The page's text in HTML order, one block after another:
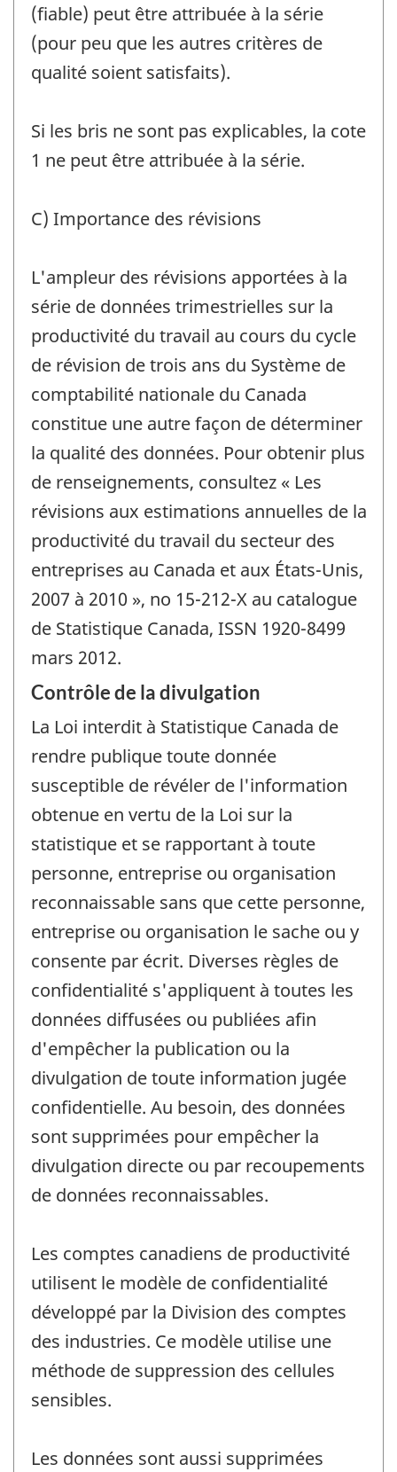
(fiable) peut être attribuée à la série
(pour peu que les autres critères de
qualité soient satisfaits).
Si les bris ne sont pas explicables, la cote
1 ne peut être attribuée à la série.
C) Importance des révisions
L'ampleur des révisions apportées à la
série de données trimestrielles sur la
productivité du travail au cours du cycle
de révision de trois ans du Système de
comptabilité nationale du Canada
constitue une autre façon de déterminer
la qualité des données. Pour obtenir plus
de renseignements, consultez « Les
révisions aux estimations annuelles de la
productivité du travail du secteur des
entreprises au Canada et aux États-Unis,
2007 à 2010 », no 15-212-X au catalogue
de Statistique Canada, ISSN 1920-8499
mars 2012.
Contrôle de la divulgation
La Loi interdit à Statistique Canada de
rendre publique toute donnée
susceptible de révéler de l'information
obtenue en vertu de la Loi sur la
statistique et se rapportant à toute
personne, entreprise ou organisation
reconnaissable sans que cette personne,
entreprise ou organisation le sache ou y
consente par écrit. Diverses règles de
confidentialité s'appliquent à toutes les
données diffusées ou publiées afin
d'empêcher la publication ou la
divulgation de toute information jugée
confidentielle. Au besoin, des données
sont supprimées pour empêcher la
divulgation directe ou par recoupements
de données reconnaissables.
Les comptes canadiens de productivité
utilisent le modèle de confidentialité
développé par la Division des comptes
des industries. Ce modèle utilise une
méthode de suppression des cellules
sensibles.
Les données sont aussi supprimées